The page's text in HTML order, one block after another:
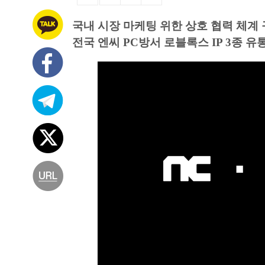
국내 시장 마케팅 위한 상호 협력 체계
전국 엔씨 PC방서 로블록스 IP 3종 유